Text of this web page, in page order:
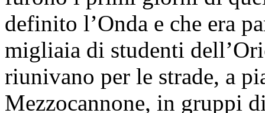
definito l’Onda e che era
migliaia di studenti
riunivano per le strade, a
Mezzocannone, in gruppi